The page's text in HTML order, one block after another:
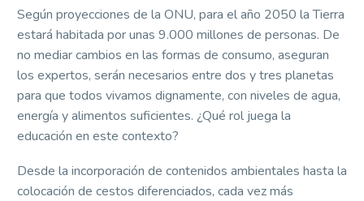
Según proyecciones de la ONU, para el año 2050 la Tierra
estará habitada por unas 9.000 millones de personas. De
no mediar cambios en las formas de consumo, aseguran
los expertos, serán necesarios entre dos y tres planetas
para que todos vivamos dignamente, con niveles de agua,
energía y alimentos suficientes. ¿Qué rol juega la
educación en este contexto?
Desde la incorporación de contenidos ambientales hasta la
colocación de cestos diferenciados, cada vez más